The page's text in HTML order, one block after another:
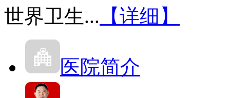
世界卫生... 【详细】
医院简介